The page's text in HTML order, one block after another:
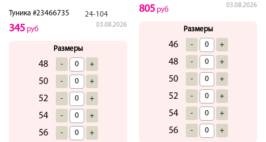
Туника #23466735 24-104
03.08.2026
345 руб
Размеры
48 - +
50 - +
52 - +
54 - +
56 - +
03.08.2026
805 руб
Размеры
46 - +
48 - +
50 - +
52 - +
54 - +
56 - +